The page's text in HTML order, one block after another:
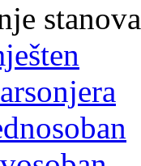
stanova